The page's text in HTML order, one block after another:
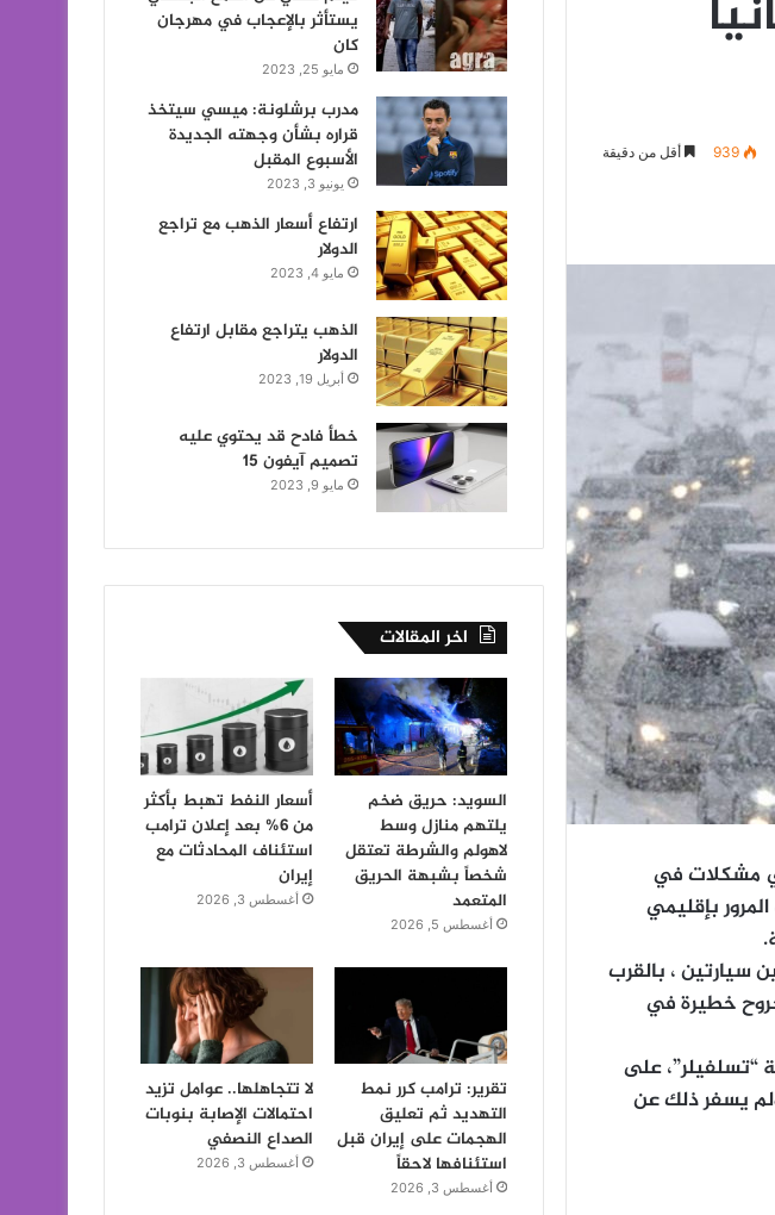
939 أقل من دقيقة
مشكلات في
بإقليمي
سيارتين ، بالقرب
خطيرة في
“تسلفيلر”، على
ولم يسفر ذلك عن
يستأثر بالإعجاب في مهرجان
كان
مايو 25, 2023
مدرب برشلونة: ميسي سيتخذ
قراره بشأن وجهته الجديدة
الأسبوع المقبل
يونيو 3, 2023
ارتفاع أسعار الذهب مع تراجع
الدولار
مايو 4, 2023
الذهب يتراجع مقابل ارتفاع
الدولار
أبريل 19, 2023
خطأ فادح قد يحتوي عليه
تصميم آيفون 15
مايو 9, 2023
اخر المقالات
السويد: حريق ضخم
يلتهم منازل وسط
لاهولم والشرطة تعتقل
شخصاً بشبهة الحريق
المتعمد
أغسطس 5, 2026
أسعار النفط تهبط بأكثر
من 6% بعد إعلان ترامب
استئناف المحادثات مع
إيران
أغسطس 3, 2026
تقرير: ترامب كرر نمط
التهديد ثم تعليق
الهجمات على إيران قبل
استئنافها لاحقاً
أغسطس 3, 2026
لا تتجاهلها.. عوامل تزيد
احتمالات الإصابة بنوبات
الصداع النصفي
أغسطس 3, 2026